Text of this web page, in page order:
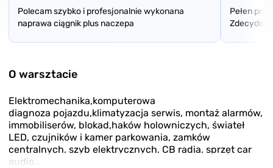
Polecam szybko i profesjonalnie wykonana
naprawa ciągnik plus naczepa
Pełen
of
3
O warsztacie
Elektromechanika,komputerowa
diagnoza pojazdu,klimatyzacja serwis, montaż alarmów,
immobiliserów, blokad,haków holowniczych, świateł
LED, czujników i kamer parkowania, zamków
centralnych, szyb elektrycznych, CB radia, sprzęt car
audio...